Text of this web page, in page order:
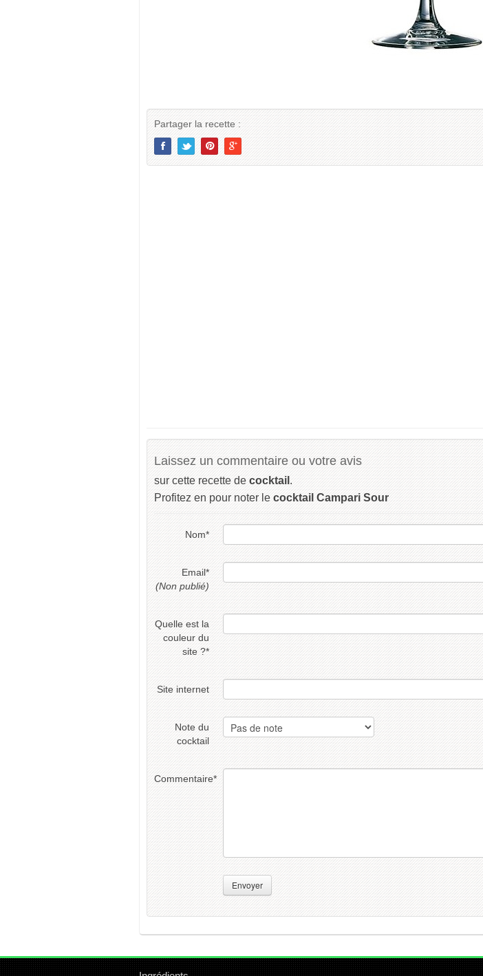
Partager la recette :
Laissez un commentaire ou votre avis
sur cette recette de cocktail .
Profitez en pour noter le cocktail Campari Sour
Nom*
Email*
(Non publié)
Quelle est la
couleur du
site ?*
Site internet
Note du
cocktail
Commentaire*
Envoyer